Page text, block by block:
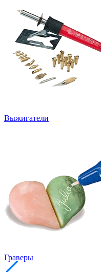
Выжигатели
Граверы